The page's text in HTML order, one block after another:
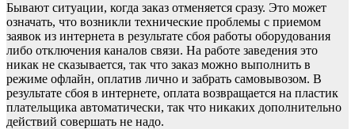
Бывают ситуации, когда заказ отменяется сразу. Это может
означать, что возникли технические проблемы с приемом
заявок из интернета в результате сбоя работы оборудования
либо отключения каналов связи. На работе заведения это
никак не сказывается, так что заказ можно выполнить в
режиме офлайн, оплатив лично и забрать самовывозом. В
результате сбоя в интернете, оплата возвращается на пластик
плательщика автоматически, так что никаких дополнительно
действий совершать не надо.